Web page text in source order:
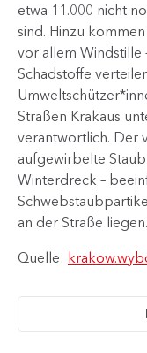
etwa 11.000 nicht
sind. Hinzu
vor allem Windstille
Schadstoffe
Straßen Krakaus
verantwortlich. Der
aufgewirbelte
Winterdreck –
an der Straße liegen.
Quelle: